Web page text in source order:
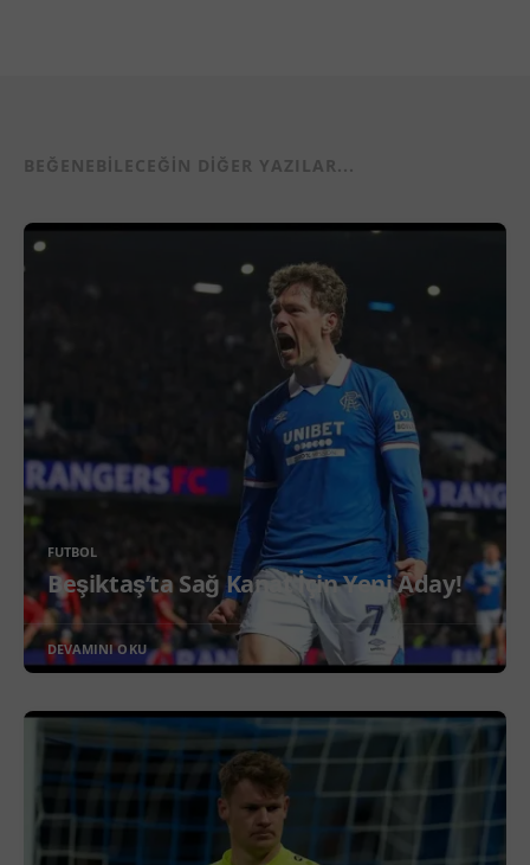
BEĞENEBILECEĞIN DIĞER YAZILAR...
FUTBOL
Beşiktaş’ta Sağ Kanat İçin Yeni Aday!
DEVAMINI OKU